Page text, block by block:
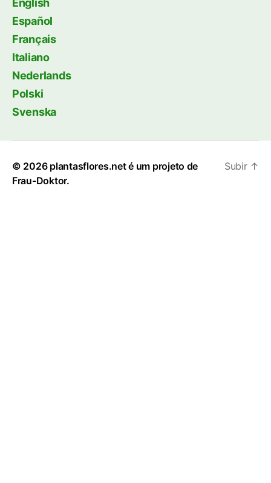
English
Español
Français
Italiano
Nederlands
Polski
Svenska
© 2026 plantasflores.net é um projeto de
Frau-Doktor.
Subir ↑